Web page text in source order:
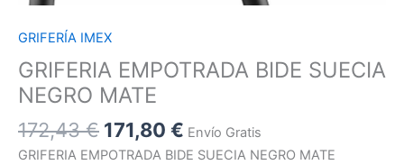
GRIFERÍA IMEX
GRIFERIA EMPOTRADA BIDE SUECIA
NEGRO MATE
172,43€ 171,80 € Envío Gratis
GRIFERIA EMPOTRADA BIDE SUECIA NEGRO MATE